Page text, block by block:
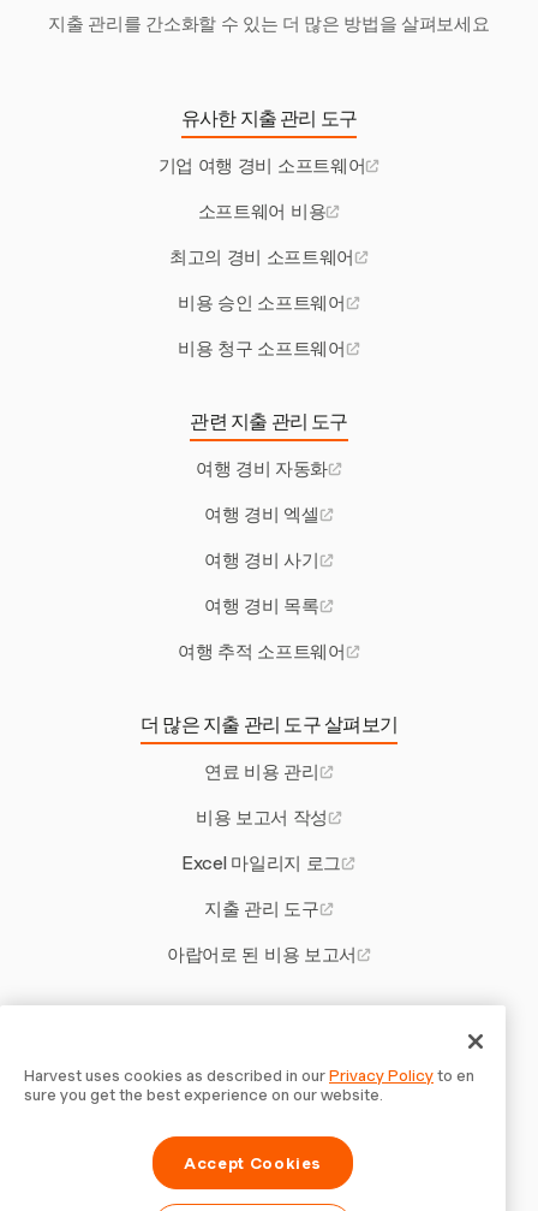
지출 관리를 간소화할 수 있는 더 많은 방법을 살펴보세요
유사한 지출 관리 도구
기업 여행 경비 소프트웨어
소프트웨어 비용
최고의 경비 소프트웨어
비용 승인 소프트웨어
비용 청구 소프트웨어
관련 지출 관리 도구
여행 경비 자동화
여행 경비 엑셀
여행 경비 사기
여행 경비 목록
여행 추적 소프트웨어
더 많은 지출 관리 도구 살펴보기
연료 비용 관리
비용 보고서 작성
Excel 마일리지 로그
지출 관리 도구
아랍어로 된 비용 보고서
레스토랑의 좋은 이익률은 무엇인가요
클라이언트 청구
Harvest uses cookies as described in ourPrivacy Policyto en
sure you get the best experience on our website.
Accept Cookies